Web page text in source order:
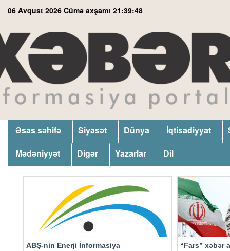
06 Avqust 2026 Cümə axşamı 21:39:50
Əsas səhifə Siyasət Dünya İqtisadiyyat
Mədəniyyət
Digər Yazarlar Dil
ABŞ-nin Enerji İnformasiya
“Fars” xəbər